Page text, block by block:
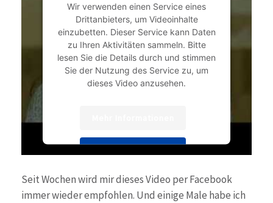
Wir verwenden einen Service eines
Drittanbieters, um Videoinhalte
einzubetten. Dieser Service kann Daten
zu Ihren Aktivitäten sammeln. Bitte
lesen Sie die Details durch und stimmen
Sie der Nutzung des Service zu, um
dieses Video anzusehen.
Management Platform&eRecht24
Seit Wochen wird mir dieses Video per Facebook
immer wieder empfohlen. Und einige Male habe ich